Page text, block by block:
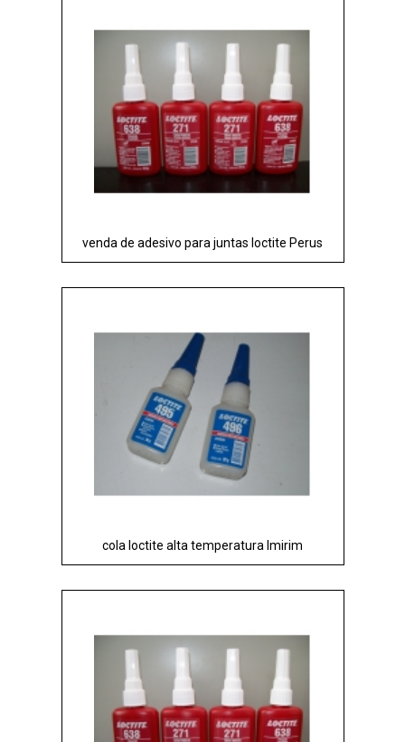
venda de adesivo para juntas loctite Perus
cola loctite alta temperatura Imirim